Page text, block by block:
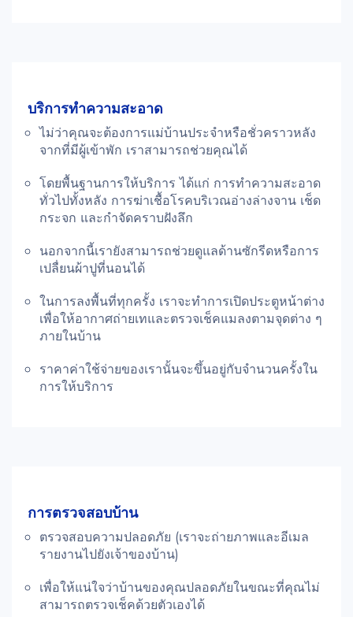
บริการทำความสะอาด
ไม่ว่าคุณจะต้องการแม่บ้านประจำหรือชั่วคราวหลัง
จากที่มีผู้เข้าพัก เราสามารถช่วยคุณได้
โดยพื้นฐานการให้บริการ ได้แก่ การทำความสะอาด
ทั่วไปทั้งหลัง การฆ่าเชื้อโรคบริเวณอ่างล่างจาน เช็ด
กระจก และกำจัดคราบฝังลึก
นอกจากนี้เรายังสามารถช่วยดูแลด้านซักรีดหรือการ
เปลื่ยนผ้าปูที่นอนได้
ในการลงพื้นที่ทุกครั้ง เราจะทำการเปิดประตูหน้าต่าง
เพื่อให้อากาศถ่ายเทและตรวจเช็คแมลงตามจุดต่าง ๆ
ภายในบ้าน
ราคาค่าใช้จ่ายของเรานั้นจะขึ้นอยู่กับจำนวนครั้งใน
การให้บริการ
การตรวจสอบบ้าน
ตรวจสอบความปลอดภัย (เราจะถ่ายภาพและอีเมล
รายงานไปยังเจ้าของบ้าน)
เพื่อให้แน่ใจว่าบ้านของคุณปลอดภัยในขณะที่คุณไม่
สามารถตรวจเช็คด้วยตัวเองได้